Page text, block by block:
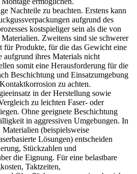
Nachteile zu beachten. Erstens kann
aufgrund des
kostspieliger sein als die von
Zweitens sind sie schwerer
für Produkte, für die das Gewicht eine
aufgrund ihres Materials nicht
somit eine Herausforderung für die
Beschichtung und Einsatzumgebung
zu achten.
in der Herstellung sowie
zu leichten Faser- oder
Ohne geeignete Beschichtung
in aggressiven Umgebungen. In
(beispielsweise
Lösungen) entscheiden
Stückzahlen und
die Eignung. Für eine belastbare
Taktzeiten,